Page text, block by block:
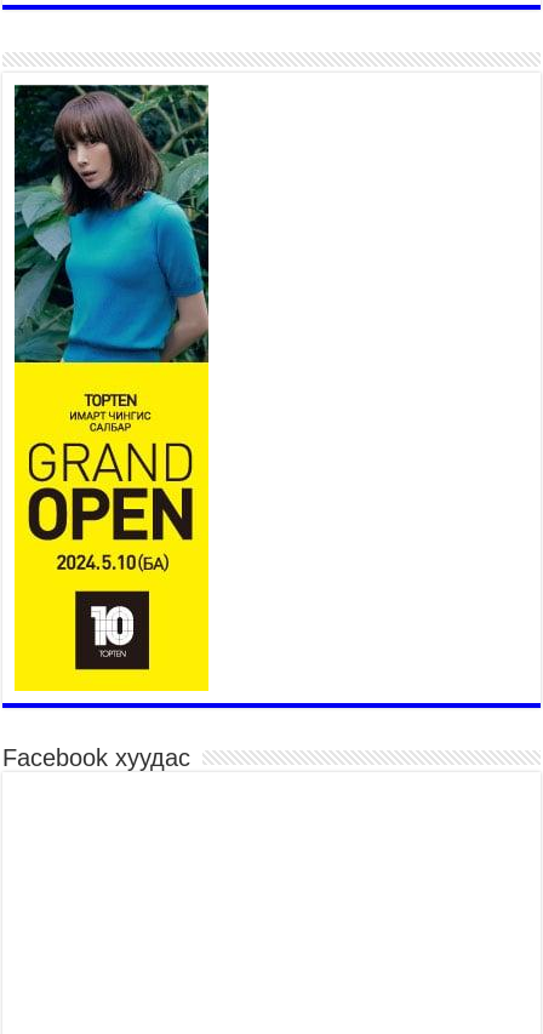
ашиглалтад орсноор
сууцны хангамжийн жилийн
2026 оны 7 сар 31 / 9 цаг 23 минут
Г.Жаргалсайхан: Энэ өвөл 400-
430 мянган тонн шахмал түлш
хэрэглэнэ
2026 оны 7 сар 30 / 15 цаг 35 минут
Нийслэлийн засаг даргын
нэгдүгээр орлогч Б.Мөнхбат
Денвер хот дахь Монгол
улсын өргөмжит консул
Ж.Вагенландертай уулзлаа
2026 оны 7 сар 30 / 15 цаг 30 минут
Нийслэл, дүүргийн шуурхай штабууд хүч,
хэрэгслийн бэлэн байдлыг ханган ажиллаж
байна
2026 оны 7 сар 30 / 15 цаг 24 минут
Бүгд Найрамдах Киргиз Улстай худалдаа,
тээвэр, логистикийн хамтын ажиллагааг
өргөжүүлнэ
2026 оны 7 сар 30 / 15 цаг 19 минут
Шадар сайд Н.Номтойбаяр яамдын Төрийн
нарийн бичгийн дарга нартай шуурхай
ногдуулахгүй байх эрх зүйн орчныг бүрдүүллээ
2026 оны 7 сар 30 / 15 цаг 02 минут
Facebook хуудас